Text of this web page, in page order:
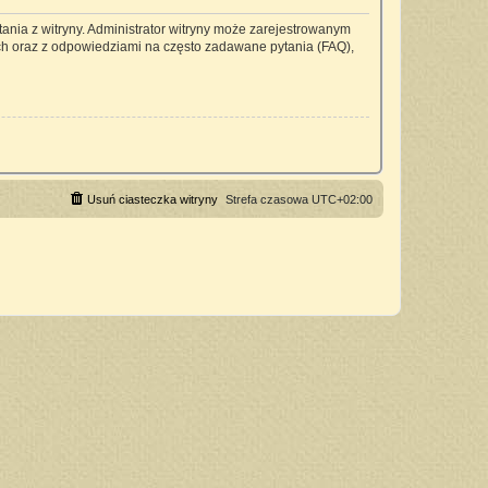
z witryny. Administrator witryny może zarejestrowanym
z odpowiedziami na często zadawane pytania (FAQ),
Strefa czasowa UTC+02:00
Usuń ciasteczka witryny